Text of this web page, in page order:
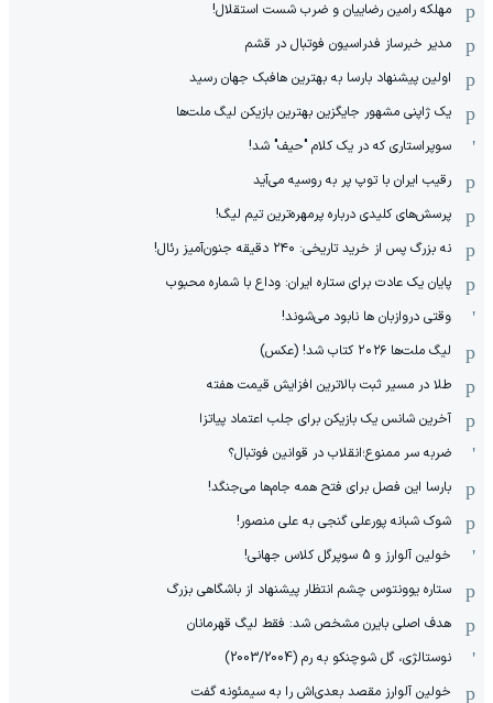
مهلکه رامین رضاییان و ضرب شست استقلال!
مدیر خبرساز فدراسیون فوتبال در قشم
اولین پیشنهاد بارسا به بهترین هافبک جهان رسید
یک ژاپنی مشهور جایگزین بهترین بازیکن لیگ ملت‌ها
سوپراستاری که در یک کلام "حیف" شد!
رقیب ایران با توپ پر به روسیه می‌آید
پرسش‌های کلیدی درباره پرمهره‌ترین تیم لیگ!
نه بزرگ پس از خرید تاریخی: ۲۴۰ دقیقه جنون‌آمیز رئال!
پایان یک عادت برای ستاره ایران: وداع با شماره محبوب
وقتی دروازبان ها نابود می‌شوند!
لیگ ملت‌ها ٢٠٢۶ کتاب شد! (عکس)
طلا در مسیر ثبت بالاترین افزایش قیمت هفته
آخرین شانس یک بازیکن برای جلب اعتماد پیاتزا
ضربه سر ممنوع؛انقلاب در قوانین فوتبال؟
بارسا این فصل برای فتح همه جام‌ها می‌جنگد!
شوک شبانه پورعلی گنجی به علی منصور!
خولین آلوارز و 5 سوپرگل کلاس جهانی!
ستاره یوونتوس چشم انتظار پیشنهاد از باشگاهی بزرگ
هدف اصلی بایرن مشخص شد: فقط لیگ قهرمانان
نوستالژی، گل شوچنکو به رم (2003/2004)
خولین آلوارز مقصد بعدی‌اش را به سیمئونه گفت